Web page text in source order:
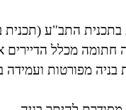
בתכנית התב"ע (תכנית
מכלל הדיירים
בניה מפורטות